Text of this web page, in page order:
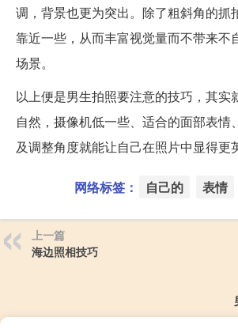
调，背景也更为突出。除了粗斜角的抓
靠近一些，从而丰富视觉量而不带来不
场景。
以上便是男生拍照要注意的技巧，其实
自然，摄像机低一些、适合的面部表情
及调整角度就能让自己在照片中显得更
网络标签： 自己的 表情
上一篇
海边照相技巧